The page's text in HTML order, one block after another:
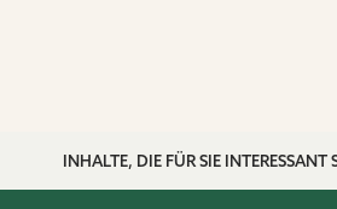
INHALTE, DIE FÜR SIE INTERESSANT